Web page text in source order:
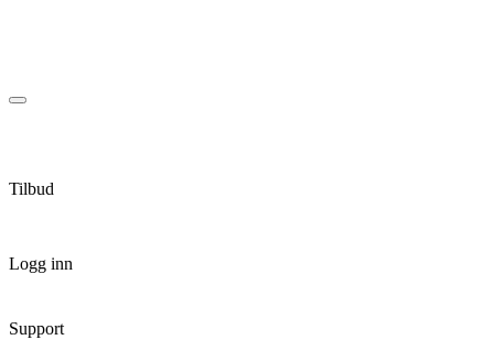
Tilbud
Logg inn
Support